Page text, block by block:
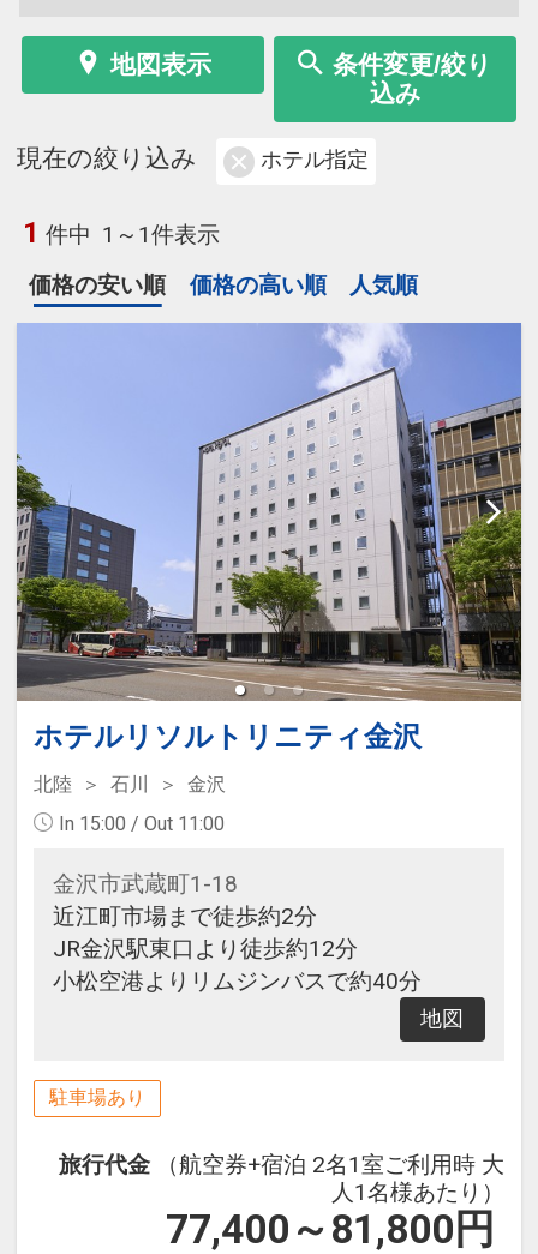
地図表示
条件変更/絞り
込み
現在の絞り込み ホテル指定
1 件中 1～1件表示
価格の安い順
価格の高い順 人気順
ホテルリソルトリニティ金沢
北陸 石川
金沢
In 15:00 / Out 11:00
金沢市武蔵町1-18
近江町市場まで徒歩約2分
JR金沢駅東口より徒歩約12分
小松空港よりリムジンバスで約40分
地図
駐車場あり
旅行代金
（航空券+宿泊 2名1室ご利用時 大
人1名様あたり）
77,400～81,800 円